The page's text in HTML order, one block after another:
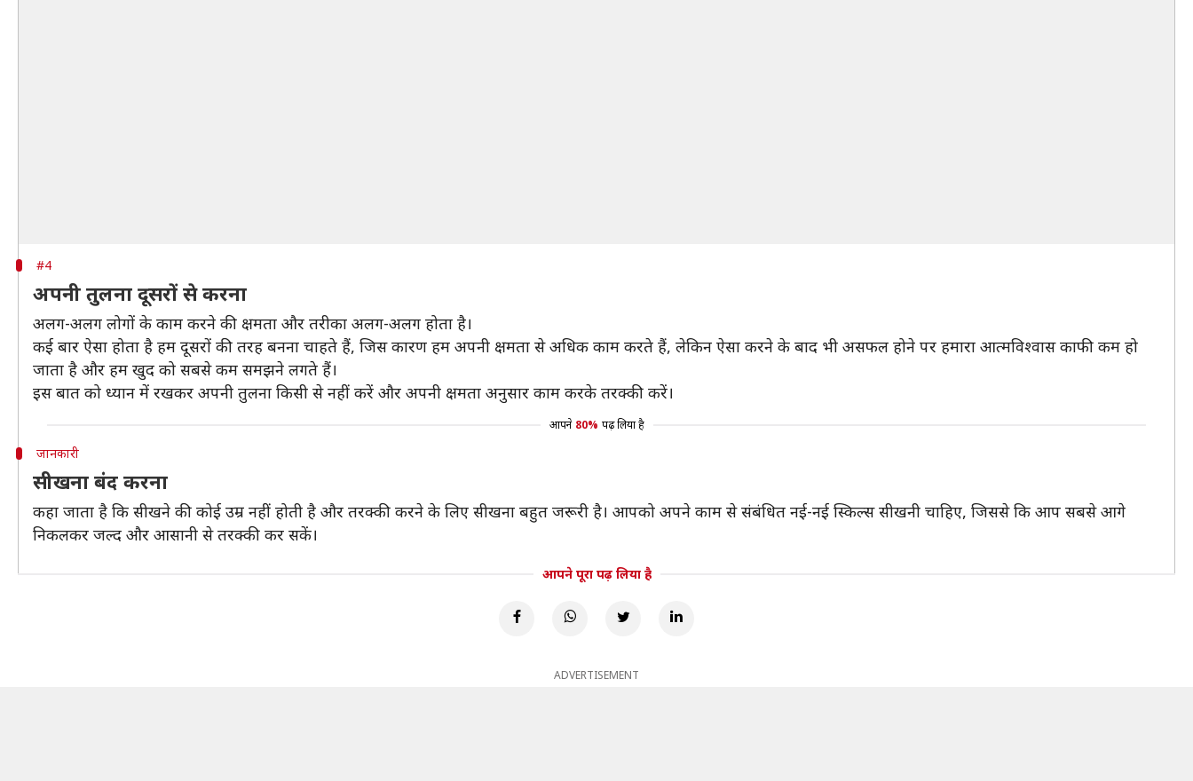
#4
अपनी तुलना दूसरों से करना
अलग-अलग लोगों के काम करने की क्षमता और तरीका अलग-अलग होता है।
कई बार ऐसा होता है हम दूसरों की तरह बनना चाहते हैं, जिस कारण हम अपनी क्षमता से अधिक काम करते हैं, लेकिन ऐसा करने के बाद भी असफल होने पर हमारा आत्मविश्वास काफी कम हो
जाता है और हम खुद को सबसे कम समझने लगते हैं।
इस बात को ध्यान में रखकर अपनी तुलना किसी से नहीं करें और अपनी क्षमता अनुसार काम करके तरक्की करें।
आपने 80% पढ़ लिया है
जानकारी
सीखना बंद करना
कहा जाता है कि सीखने की कोई उम्र नहीं होती है और तरक्की करने के लिए सीखना बहुत जरूरी है। आपको अपने काम से संबंधित नई-नई स्किल्स सीखनी चाहिए, जिससे कि आप सबसे आगे
निकलकर जल्द और आसानी से तरक्की कर सकें।
आपने पूरा पढ़ लिया है
ADVERTISEMENT